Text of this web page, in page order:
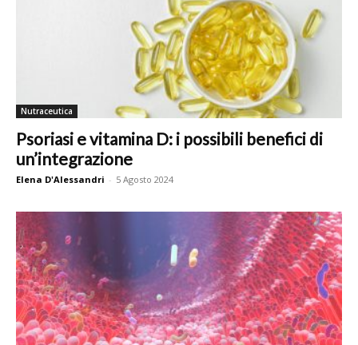
Nutraceutica
Psoriasi e vitamina D: i possibili benefici di
un’integrazione
Elena D'Alessandri - 5 Agosto 2024